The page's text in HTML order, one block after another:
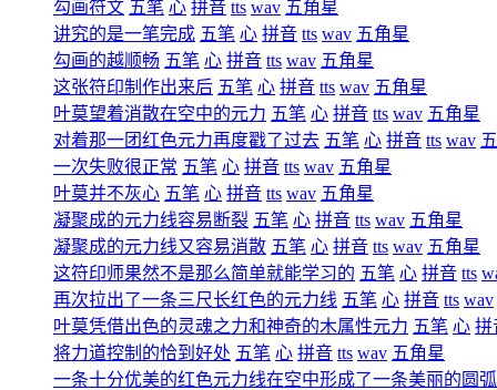
勾画符文 五笔 心 拼音 tts wav 五角星
讲究的是一笔完成 五笔 心 拼音 tts wav 五角星
勾画的越顺畅 五笔 心 拼音 tts wav 五角星
这张符印制作出来后 五笔 心 拼音 tts wav 五角星
叶莫望着消散在空中的元力 五笔 心 拼音 tts wav 五角星
对着那一团红色元力再度戳了过去 五笔 心 拼音 tts wav
一次失败很正常 五笔 心 拼音 tts wav 五角星
叶莫并不灰心 五笔 心 拼音 tts wav 五角星
凝聚成的元力线容易断裂 五笔 心 拼音 tts wav 五角星
凝聚成的元力线又容易消散 五笔 心 拼音 tts wav 五角星
这符印师果然不是那么简单就能学习的 五笔 心 拼音 tts
再次拉出了一条三尺长红色的元力线 五笔 心 拼音 tts wav
叶莫凭借出色的灵魂之力和神奇的木属性元力 五笔 心 拼
将力道控制的恰到好处 五笔 心 拼音 tts wav 五角星
一条十分优美的红色元力线在空中形成了一条美丽的圆弧